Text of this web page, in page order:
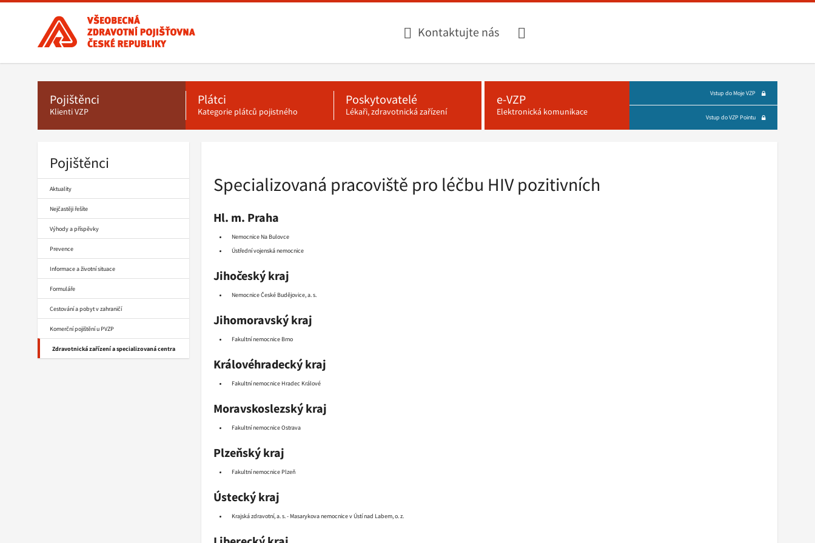
Všeobecná
zdravotní
pojišťovna
ČR,
hlavní
stránka
Kontaktujte nás
Pojištěnci
Klienti VZP
Plátci
Kategorie plátců pojistného
Poskytovatelé
Lékaři, zdravotnická zařízení
e-VZP
Elektronická komunikace
Vstup do Moje VZP
Vstup do VZP Pointu
Pojištěnci
Aktuality
Nejčastěji řešíte
Výhody a příspěvky
Prevence
Informace a životní situace
Formuláře
Cestování a pobyt v zahraničí
Komerční pojištění u PVZP
Zdravotnická zařízení a specializovaná centra
Specializovaná pracoviště pro léčbu HIV pozitivních
Hl. m. Praha
Nemocnice Na Bulovce
Ústřední vojenská nemocnice
Jihočeský kraj
Nemocnice České Budějovice, a. s.
Jihomoravský kraj
Fakultní nemocnice Brno
Královéhradecký kraj
Fakultní nemocnice Hradec Králové
Moravskoslezský kraj
Fakultní nemocnice Ostrava
Plzeňský kraj
Fakultní nemocnice Plzeň
Ústecký kraj
Krajská zdravotní, a. s. - Masarykova nemocnice v Ústí nad Labem, o. z.